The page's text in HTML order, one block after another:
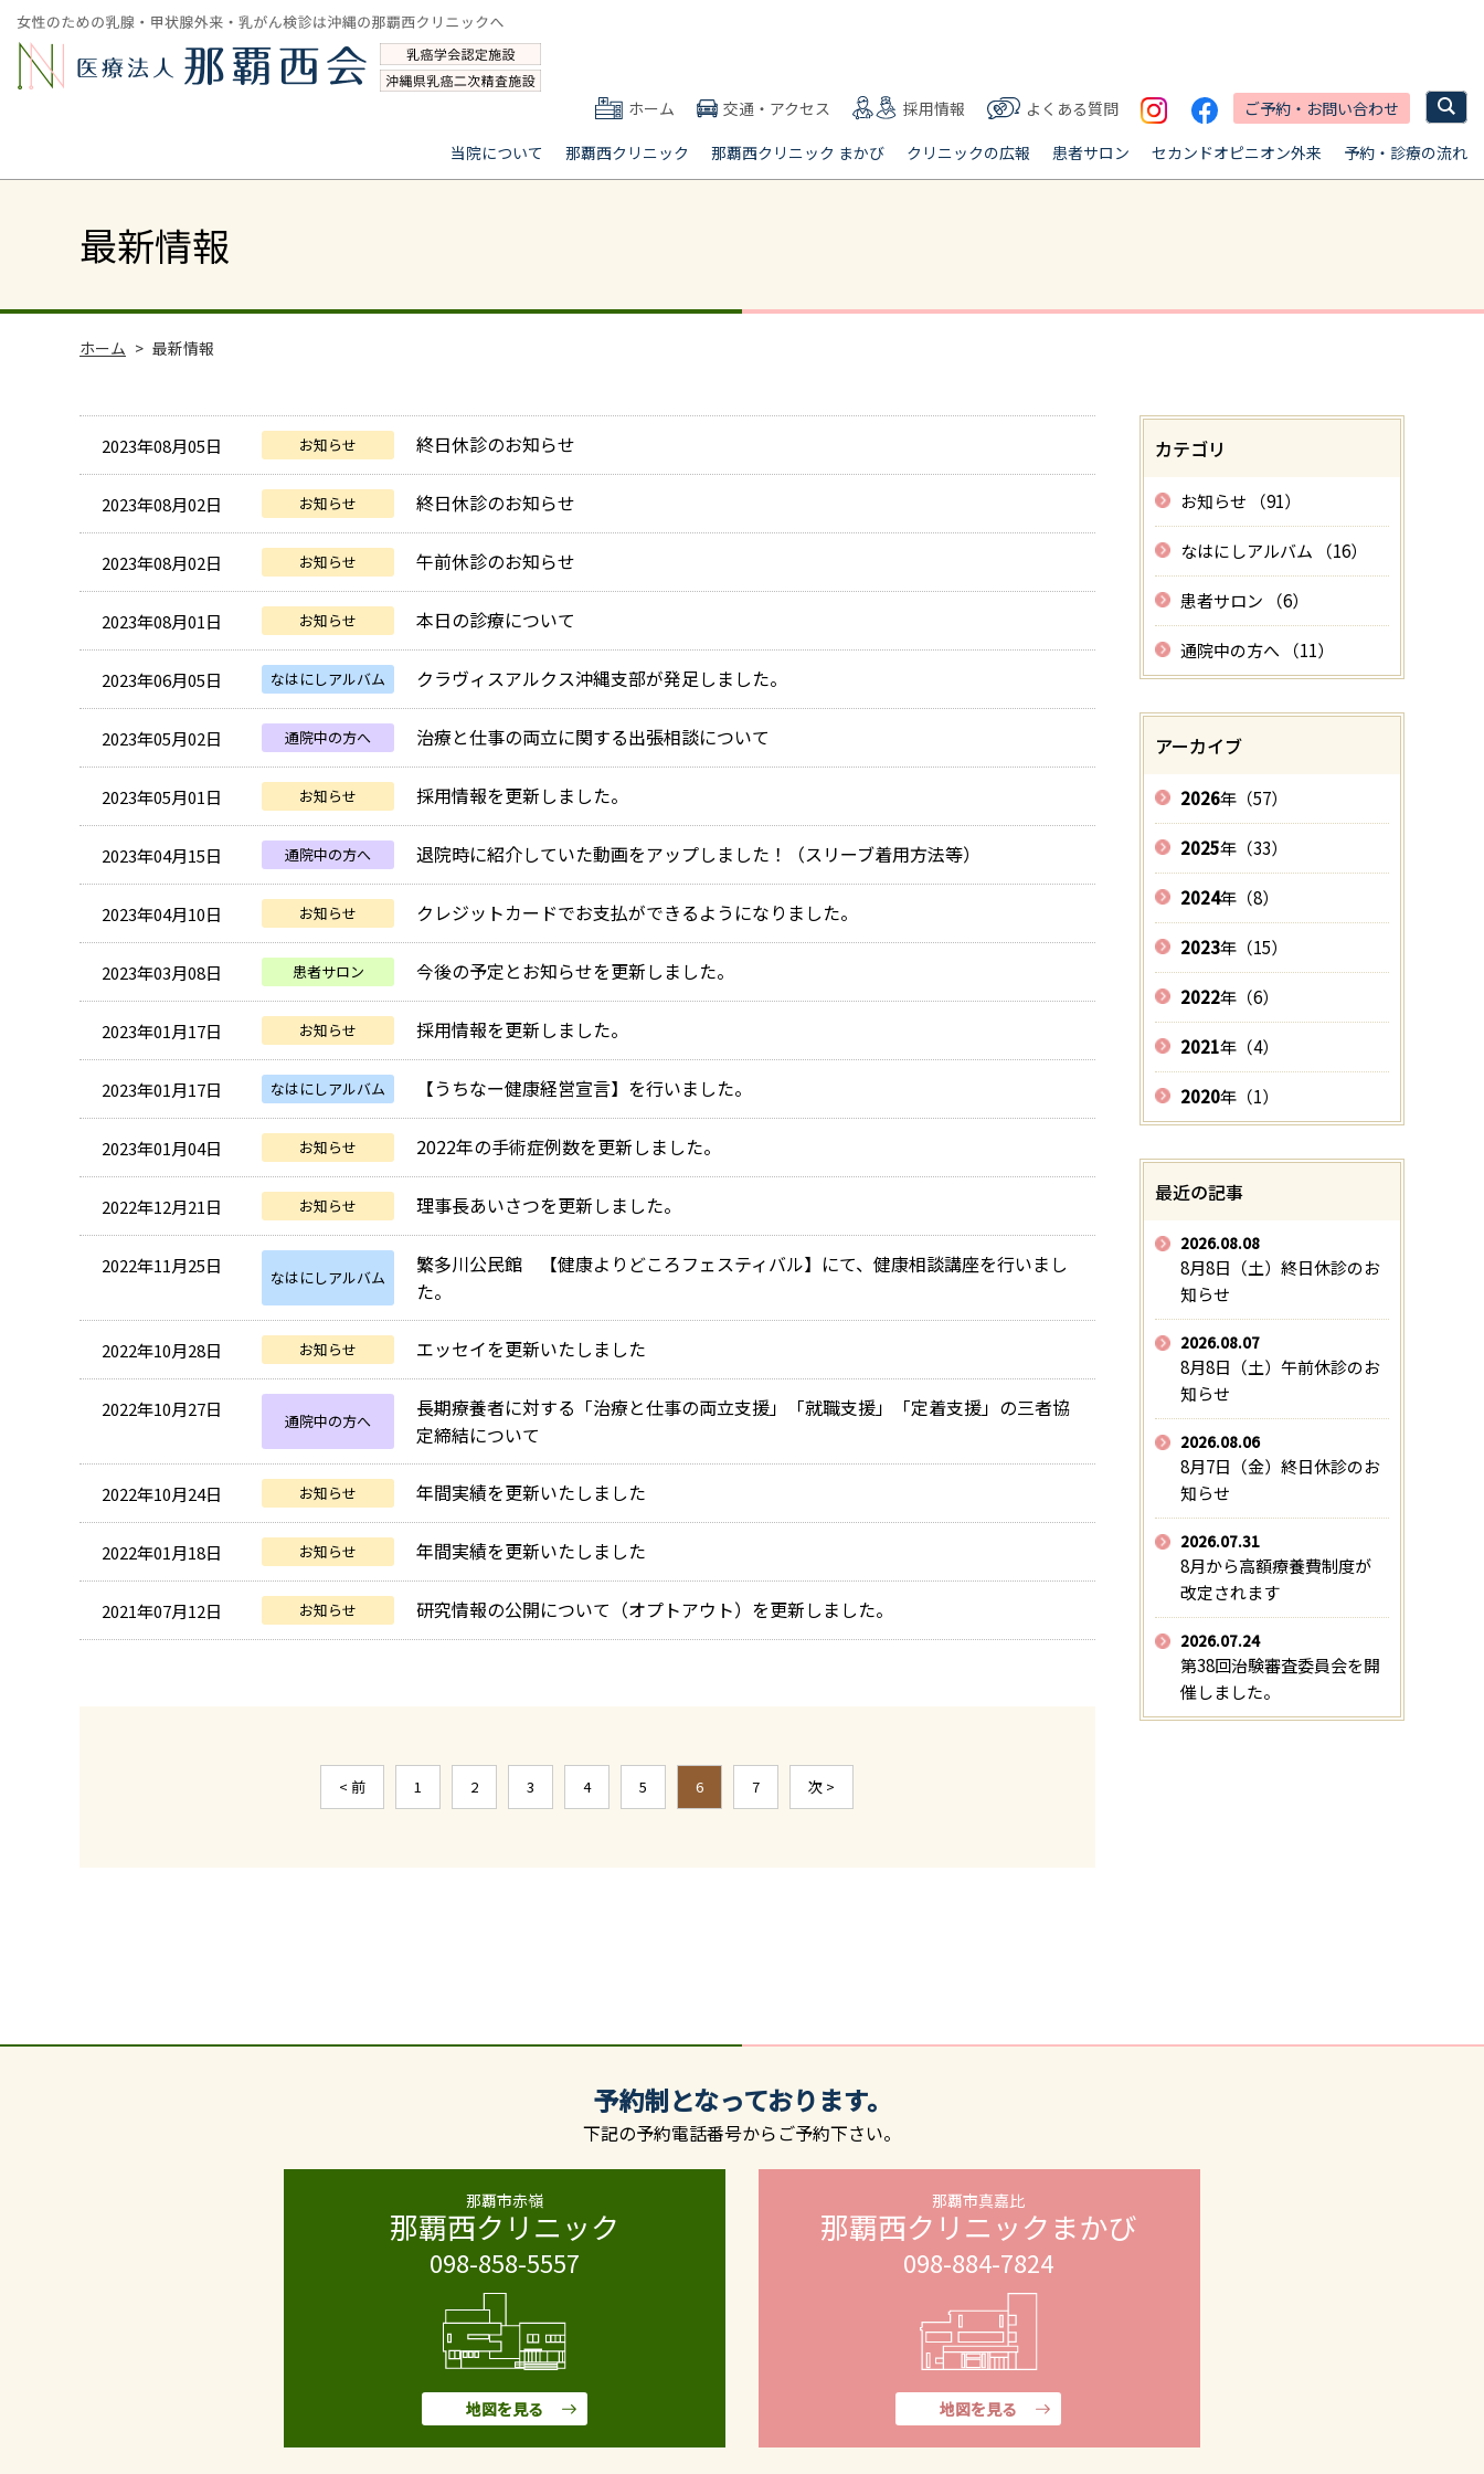
ホーム 交通・アクセス 採用情報 よくある質問 ご予約・お問い合わせ
当院について 那覇西クリニック 那覇西クリニック まかび クリニックの広報 患者サロン セカンドオピニオン外来 予約・診療の流れ
最新情報
ホーム 最新情報
2023年08月05日 お知らせ 終日休診のお知らせ
2023年08月02日 お知らせ 終日休診のお知らせ
2023年08月02日 お知らせ 午前休診のお知らせ
2023年08月01日 お知らせ 本日の診療について
2023年06月05日 なはにしアルバム クラヴィスアルクス沖縄支部が発足しました。
2023年05月02日 通院中の方へ 治療と仕事の両立に関する出張相談について
2023年05月01日 お知らせ 採用情報を更新しました。
2023年04月15日 通院中の方へ 退院時に紹介していた動画をアップしました！（スリーブ着用方法等）
2023年04月10日 お知らせ クレジットカードでお支払ができるようになりました。
2023年03月08日 患者サロン 今後の予定とお知らせを更新しました。
2023年01月17日 お知らせ 採用情報を更新しました。
2023年01月17日 なはにしアルバム 【うちなー健康経営宣言】を行いました。
2023年01月04日 お知らせ 2022年の手術症例数を更新しました。
2022年12月21日 お知らせ 理事長あいさつを更新しました。
2022年11月25日
なはにしアルバム
繁多川公民館 【健康よりどころフェスティバル】にて、健康相談講座を行いまし
た。
2022年10月28日 お知らせ エッセイを更新いたしました
2022年10月27日
通院中の方へ
長期療養者に対する「治療と仕事の両立支援」「就職支援」「定着支援」の三者協
定締結について
2022年10月24日 お知らせ 年間実績を更新いたしました
2022年01月18日 お知らせ 年間実績を更新いたしました
2021年07月12日 お知らせ 研究情報の公開について（オプトアウト）を更新しました。
< 前 1 2 3 4 5 6 7 次 >
カテゴリ
お知らせ （91）
なはにしアルバム （16）
患者サロン （6）
通院中の方へ （11）
アーカイブ
2026年（57）
2025年（33）
2024年（8）
2023年（15）
2022年（6）
2021年（4）
2020年（1）
最近の記事
2026.08.08
8月8日（土）終日休診のお
知らせ
2026.08.07
8月8日（土）午前休診のお
知らせ
2026.08.06
8月7日（金）終日休診のお
知らせ
2026.07.31
8月から高額療養費制度が
改定されます
2026.07.24
第38回治験審査委員会を開
催しました。
予約制となっております。
下記の予約電話番号からご予約下さい。
那覇市赤嶺
那覇西クリニック
098-858-5557
地図を見る
那覇市真嘉比
那覇西クリニックまかび
098-884-7824
地図を見る